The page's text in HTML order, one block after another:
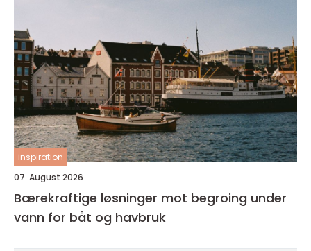
inspiration
07. August 2026
Bærekraftige løsninger mot begroing under
vann for båt og havbruk